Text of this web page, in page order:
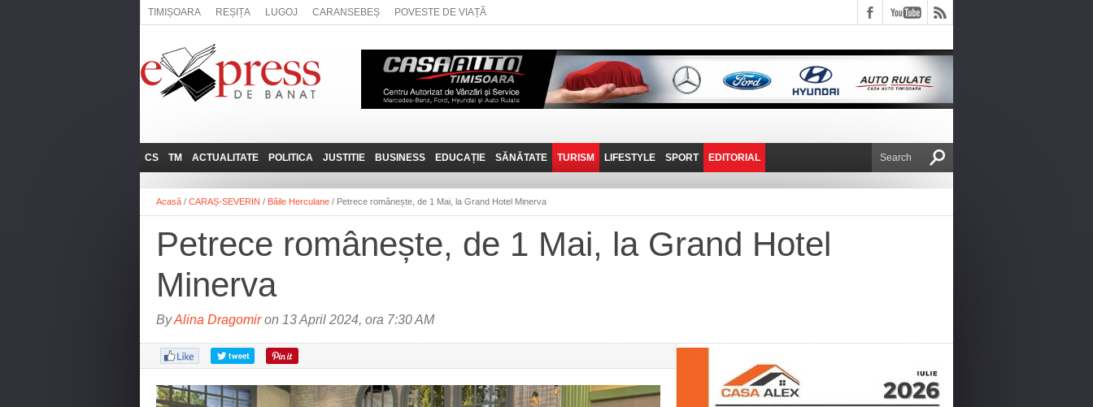
TIMIȘOARA REȘIȚA LUGOJ CARANSEBEȘ POVESTE DE VIAȚĂ
CS
REȘIȚA
CARANSEBEȘ
ANINA
BOCŞA
ORAVIȚA
OȚELU ROŞU
TM
LUGOJ
TIMIȘOARA
ACTUALITATE
ADMINISTRATIE
NAȚIONAL
SOCIAL
POLITICA
EXPRESSLIVE
INTERVIURILE
JUSTITIE BUSINESS
JOB-URI
TEHNIT
EDUCAȚIE SĂNĂTATE TURISM
PRIN MUNȚII
FANTASTICUL BANAT
LIFESTYLE
POVESTE DE VIAȚĂ
SPORT EDITORIAL
DE VICTOR NAFIRU
Acasă / CARAȘ-SEVERIN / Băile Herculane / Petrece românește, de 1 Mai, la Grand Hotel Minerva
Petrece românește, de 1 Mai, la Grand Hotel
Minerva
ByAlina Dragomiron 13 April 2024, ora 7:30 AM